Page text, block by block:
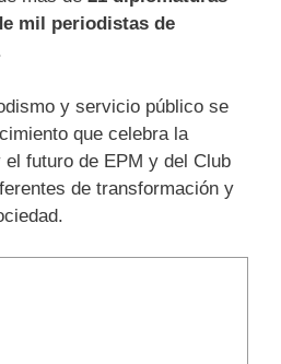
mil periodistas de
y servicio público se
que celebra la
futuro de EPM y del Club
de transformación y